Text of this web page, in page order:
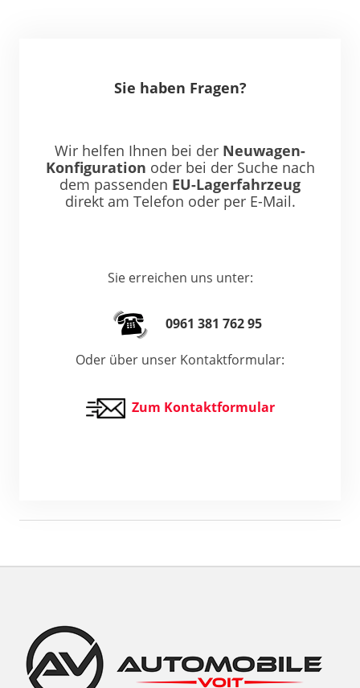
Sie haben Fragen?
Wir helfen Ihnen bei der Neuwagen-
Konfiguration oder bei der Suche nach
dem passenden EU-Lagerfahrzeug
direkt am Telefon oder per E-Mail.
Sie erreichen uns unter:
0961 381 762 95
Oder über unser Kontaktformular:
Zum Kontaktformular